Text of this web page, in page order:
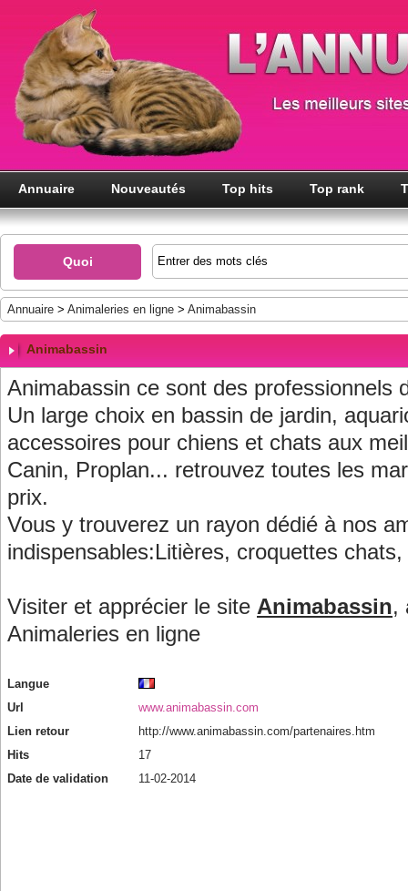
Annuaire Nouveautés Top hits Top rank
Quoi
Annuaire > Animaleries en ligne > Animabassin
Animabassin
Animabassin ce sont des professionnels
Un large choix en bassin de jardin,
accessoires pour chiens et chats aux
Canin, Proplan... retrouvez toutes les
prix.
Vous y trouverez un rayon dédié à nos
indispensables:Litières, croquettes
Visiter et apprécier le site Animabassin,
Animaleries en ligne
Langue
Url
www.animabassin.com
Lien retour
http://www.animabassin.com/partenaires.htm
Hits
17
Date de validation
11-02-2014